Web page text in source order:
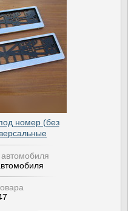
номер (без